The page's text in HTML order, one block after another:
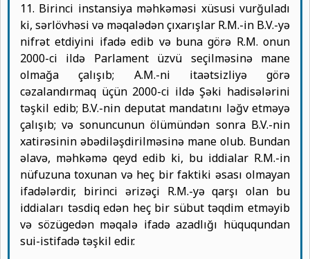
11. Birinci instansiya məhkəməsi xüsusi vurğuladı
ki, sərlövhəsi və məqalədən çıxarışlar R.M.-in B.V.-yə
nifrət etdiyini ifadə edib və buna görə R.M. onun
2000-ci ildə Parlament üzvü seçilməsinə mane
olmağa çalışıb; A.M.-ni itaətsizliyə görə
cəzalandırmaq üçün 2000-ci ildə Şəki hadisələrini
təşkil edib; B.V.-nin deputat mandatını ləğv etməyə
çalışıb; və sonuncunun ölümündən sonra B.V.-nin
xatirəsinin əbədiləşdirilməsinə mane olub. Bundan
əlavə, məhkəmə qeyd edib ki, bu iddialar R.M.-in
nüfuzuna toxunan və heç bir faktiki əsası olmayan
ifadələrdir, birinci ərizəçi R.M.-yə qarşı olan bu
iddiaları təsdiq edən heç bir sübut təqdim etməyib
və sözügedən məqalə ifadə azadlığı hüququndan
sui-istifadə təşkil edir.